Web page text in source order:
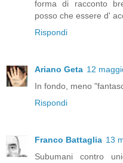
forma di racconto
posso che essere d'
Rispondi
Ariano Geta 12
In fondo, meno
Rispondi
Franco Battaglia 13
Subumani contro